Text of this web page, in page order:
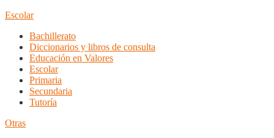
Escolar
Bachillerato
Diccionarios y libros de consulta
Educación en Valores
Escolar
Primaria
Secundaria
Tutoría
Otras